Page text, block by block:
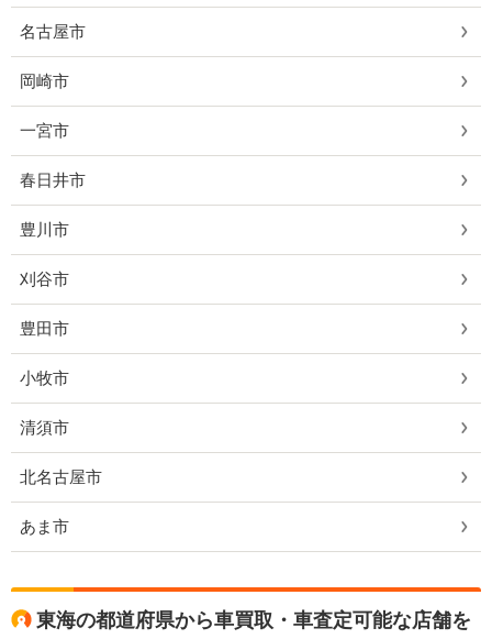
名古屋市
岡崎市
一宮市
春日井市
豊川市
刈谷市
豊田市
小牧市
清須市
北名古屋市
あま市
東海の都道府県から車買取・車査定可能な店舗を